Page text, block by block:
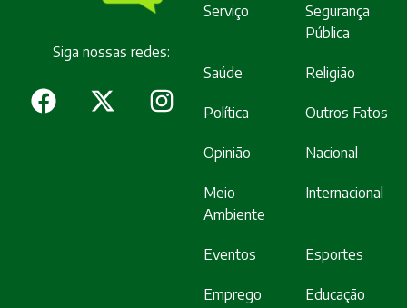
Siga nossas redes:
Serviço
Segurança
Pública
Saúde Religião
Política Outros Fatos
Opinião Nacional
Meio
Ambiente
Internacional
Eventos Esportes
Emprego Educação